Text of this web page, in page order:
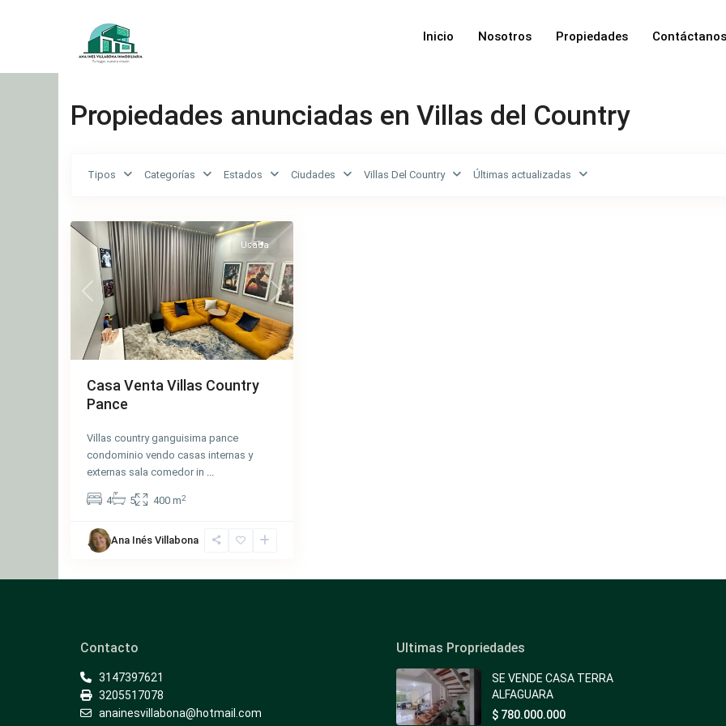
Inicio Nosotros Propiedades Contáctanos
Propiedades anunciadas en Villas del Country
Tipos Categorías Estados Ciudades Villas Del Country Últimas actualizadas
Villas
Previous Next
Usada
Casa Venta Villas Country
Pance
Villas country ganguisima pance
condominio vendo casas internas y
externas sala comedor in ...
4 5 400 m2
Ana Inés Villabona
Contacto
3147397621
3205517078
anainesvillabona@hotmail.com
Ultimas Propriedades
SE VENDE CASA TERRA
ALFAGUARA
$ 780.000.000